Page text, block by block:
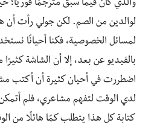
والذي كان فيما سبق مترجمًا فوريًا؛
لوالدين من الصم. لكن جولي رأت أن
لمسائل الخصوصية، فكنا أحيانًا
بالفيديو عن بعد، إلا أن الشاشة
اضطررت في أحيان كثيرة أن أكتب
لدي الوقت لتفهم مشاعري، فلم أتمكن
كتابة كل هذا يتطلب كمًا هائلًا من